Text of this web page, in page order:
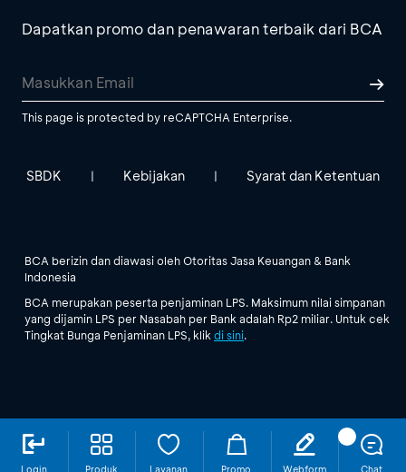
Dapatkan promo dan penawaran terbaik dari BCA
This page is protected by reCAPTCHA Enterprise.
SBDK | Kebijakan | Syarat dan Ketentuan
BCA berizin dan diawasi oleh Otoritas Jasa Keuangan & Bank
Indonesia
BCA merupakan peserta penjaminan LPS. Maksimum nilai simpanan
yang dijamin LPS per Nasabah per Bank adalah Rp2 miliar. Untuk cek
Tingkat Bunga Penjaminan LPS, klik di sini.